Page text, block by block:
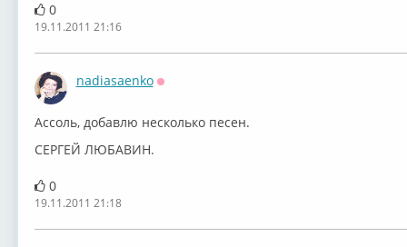
0
19.11.2011 21:16
nadiasaenko
Ассоль, добавлю несколько песен.
СЕРГЕЙ ЛЮБАВИН.
0
19.11.2011 21:18